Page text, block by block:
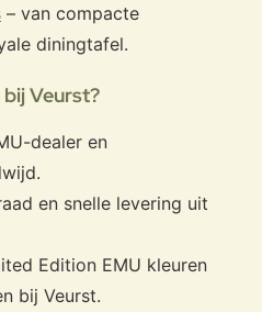
– van compacte
diningtafel.
Veurst?
dealer en
en snelle levering uit
Edition EMU kleuren
bij Veurst.